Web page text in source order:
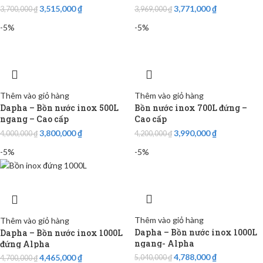
3,700,000₫ 3,515,000₫ 3,969,000₫ 3,771,000₫
-5%
Thêm vào giỏ hàng
Dapha – Bồn nước inox 500L
ngang – Cao cấp
4,000,000₫ 3,800,000₫
-5%
Thêm vào giỏ hàng
Bồn nước inox 700L đứng –
Cao cấp
4,200,000₫ 3,990,000₫
-5%
Thêm vào giỏ hàng
Dapha – Bồn nước inox 1000L
đứng Alpha
4,700,000₫ 4,465,000₫
-5%
Thêm vào giỏ hàng
Dapha – Bồn nước inox 1000L
ngang- Alpha
5,040,000₫ 4,788,000₫